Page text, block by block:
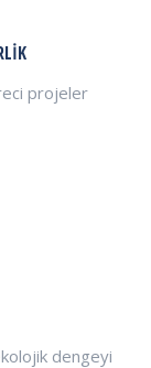
projeler
dengeyi